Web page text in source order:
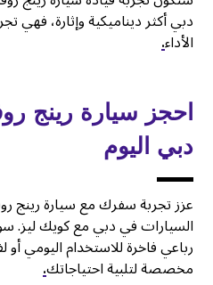
دبي أكثر ديناميكية وإثارة،
الأداء.
احجز سيارة رينج
دبي اليوم
عزز تجربة سفرك مع سيارة رينج
السيارات في دبي مع كويك ليز.
رباعي فاخرة للاستخدام اليومي أو
مخصصة لتلبية احتياجاتك.